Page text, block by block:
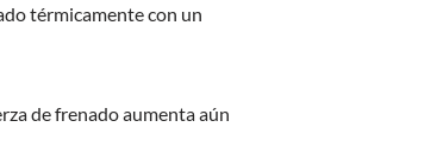
térmicamente con un
de frenado aumenta aún